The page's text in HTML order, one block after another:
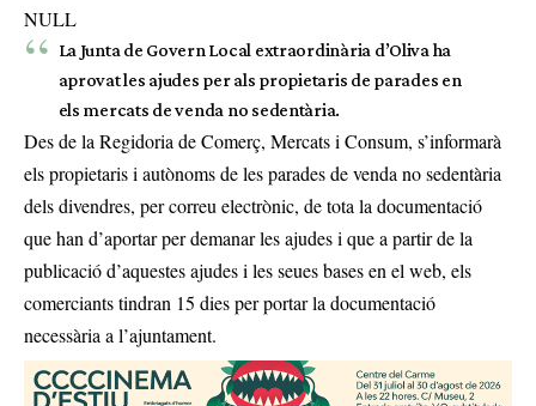
NULL
La Junta de Govern Local extraordinària d’Oliva ha
aprovat les ajudes per als propietaris de parades en
els mercats de venda no sedentària.
Des de la Regidoria de Comerç, Mercats i Consum, s’informarà
els propietaris i autònoms de les parades de venda no sedentària
dels divendres, per correu electrònic, de tota la documentació
que han d’aportar per demanar les ajudes i que a partir de la
publicació d’aquestes ajudes i les seues bases en el web, els
comerciants tindran 15 dies per portar la documentació
necessària a l’ajuntament.